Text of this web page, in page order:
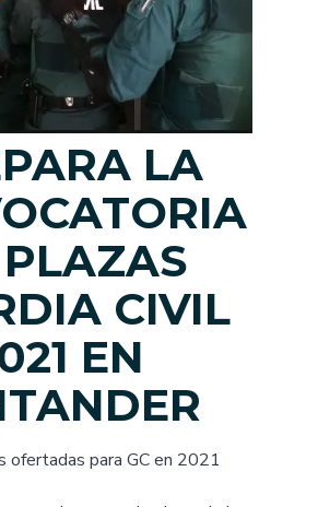
LA
CIVIL
EN
ofertadas para GC en 2021